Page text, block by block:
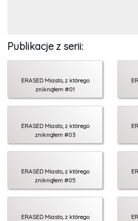
Publikacje z serii:
ERASED Miasto, z którego
zniknąłem #01
ERASED Miasto, z którego
zniknąłem #03
ERASED Miasto, z którego
zniknąłem #05
ERASED Miasto, z którego